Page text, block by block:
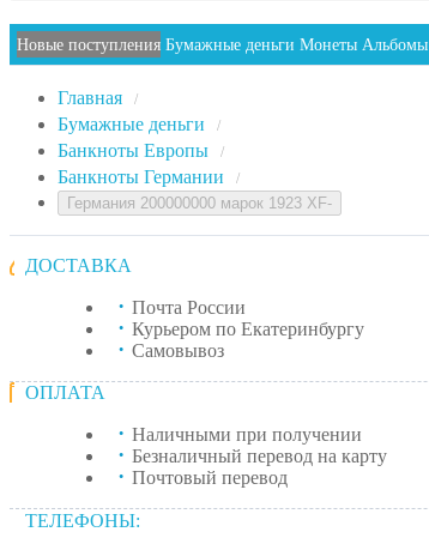
Новые поступления Бумажные деньги Монеты Альбомы
Главная /
Бумажные деньги /
Банкноты Европы /
Банкноты Германии /
Германия 200000000 марок 1923 XF-
ДОСТАВКА
Почта России
Курьером по Екатеринбургу
Самовывоз
ОПЛАТА
Наличными при получении
Безналичный перевод на карту
Почтовый перевод
ТЕЛЕФОНЫ: